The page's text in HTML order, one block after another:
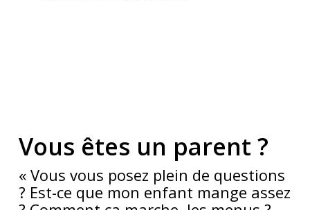
Vous êtes un parent ?
« Vous vous posez plein de questions
? Est-ce que mon enfant mange assez